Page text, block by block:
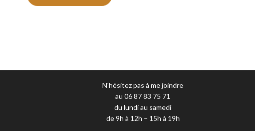
N'hésitez pas à me joindre
au 06 87 83 75 71
du lundi au samedi
de 9h à 12h – 15h à 19h